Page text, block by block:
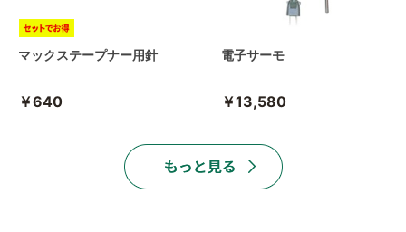
マックステープナー用針
￥640
電子サーモ
￥13,580